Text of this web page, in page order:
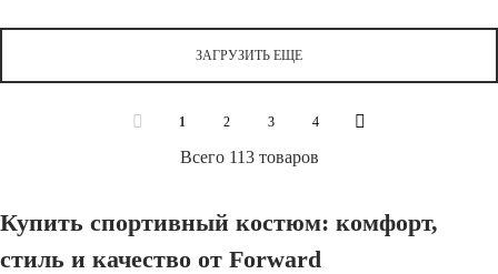
ЗАГРУЗИТЬ ЕЩЕ
1 2 3 4
Всего 113 товаров
Купить спортивный костюм: комфорт,
стиль и качество от Forward